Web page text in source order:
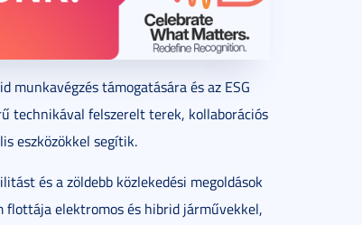
munkavégzés támogatására és az ESG
technikával felszerelt terek, kollaborációs
eszközökkel segítik.
és a zöldebb közlekedési megoldások
flottája elektromos és hibrid járművekkel,